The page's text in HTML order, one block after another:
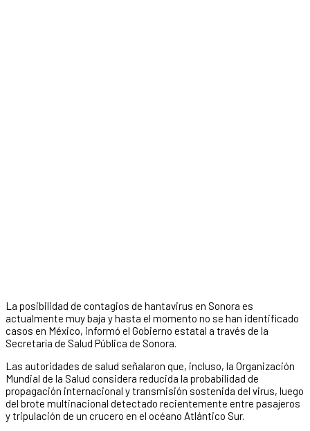
La posibilidad de contagios de hantavirus en Sonora es
actualmente muy baja y hasta el momento no se han identificado
casos en México, informó el Gobierno estatal a través de la
Secretaría de Salud Pública de Sonora.
Las autoridades de salud señalaron que, incluso, la Organización
Mundial de la Salud considera reducida la probabilidad de
propagación internacional y transmisión sostenida del virus, luego
del brote multinacional detectado recientemente entre pasajeros
y tripulación de un crucero en el océano Atlántico Sur.